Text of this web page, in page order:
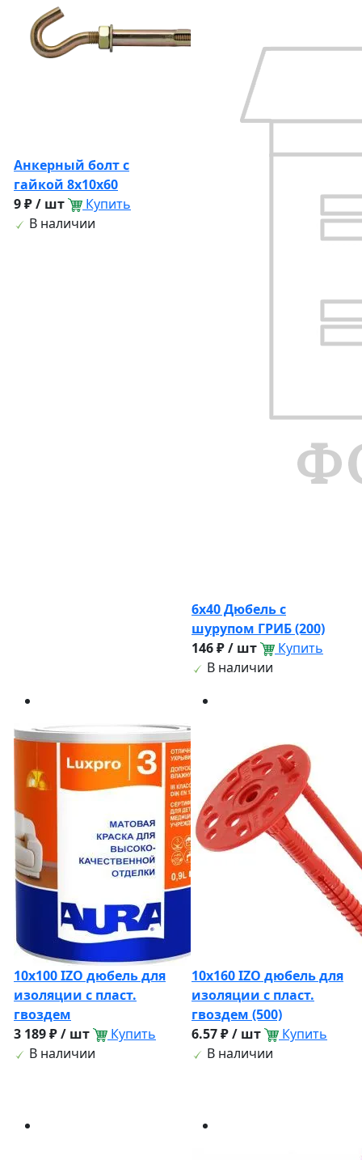
Анкерный болт с
гайкой 8х10х60
9 ₽ / шт
Купить
В наличии
6х40 Дюбель с
шурупом ГРИБ (200)
146 ₽ / шт
Купить
В наличии
10х100 IZO дюбель для
изоляции с пласт.
гвоздем
3 189 ₽ / шт
Купить
В наличии
10х160 IZO дюбель для
изоляции с пласт.
гвоздем (500)
6.57 ₽ / шт
Купить
В наличии